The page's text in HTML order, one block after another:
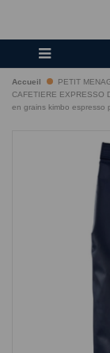
Accueil PETIT
CAFETIERE EXPRESSO
en grains kimbo espresso